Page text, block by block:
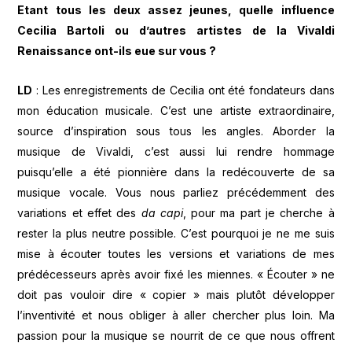
Etant tous les deux assez jeunes, quelle influence
Cecilia Bartoli ou d’autres artistes de la Vivaldi
Renaissance ont-ils eue sur vous ?
LD : Les enregistrements de Cecilia ont été fondateurs dans
mon éducation musicale. C’est une artiste extraordinaire,
source d’inspiration sous tous les angles. Aborder la
musique de Vivaldi, c’est aussi lui rendre hommage
puisqu’elle a été pionnière dans la redécouverte de sa
musique vocale. Vous nous parliez précédemment des
variations et effet des da capi, pour ma part je cherche à
rester la plus neutre possible. C’est pourquoi je ne me suis
mise à écouter toutes les versions et variations de mes
prédécesseurs après avoir fixé les miennes. « Écouter » ne
doit pas vouloir dire « copier » mais plutôt développer
l’inventivité et nous obliger à aller chercher plus loin. Ma
passion pour la musique se nourrit de ce que nous offrent